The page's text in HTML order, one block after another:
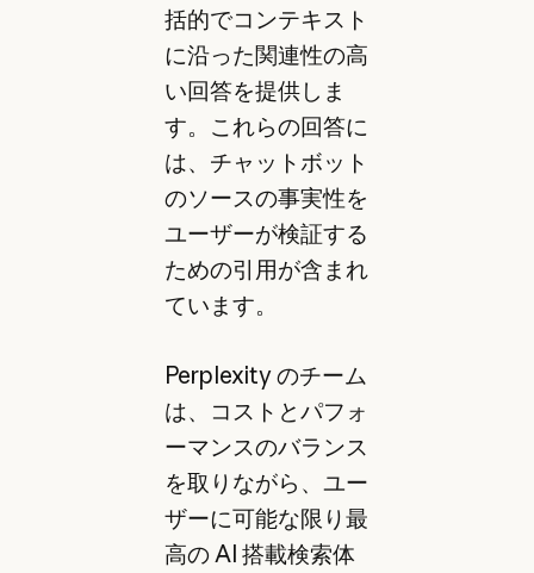
括的でコンテキスト
に沿った関連性の高
い回答を提供しま
す。これらの回答に
は、チャットボット
のソースの事実性を
ユーザーが検証する
ための引用が含まれ
ています。
Perplexity のチーム
は、コストとパフォ
ーマンスのバランス
を取りながら、ユー
ザーに可能な限り最
高の AI 搭載検索体